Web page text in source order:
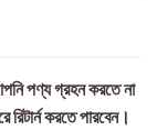
পণ্য গ্রহন করতে না
রিটার্ন করতে পারবেন।